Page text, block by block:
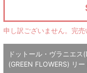
申し訳ございません。完売
ドットール・ヴラニエ
(GREEN FLOWERS) リ